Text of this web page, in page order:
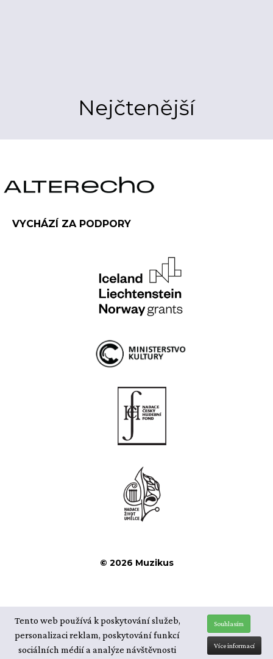
Nejčtenější
VYCHÁZÍ ZA PODPORY
© 2026 Muzikus
Tento web používá k poskytování služeb,
personalizaci reklam, poskytování funkcí
sociálních médií a analýze návštěvnosti
Souhlasím
Více informací